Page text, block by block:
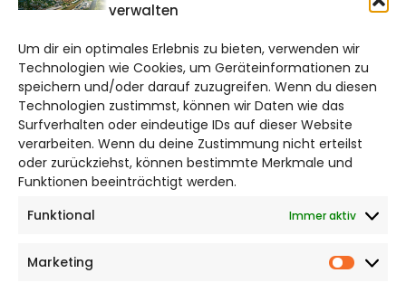
verwalten
Um dir ein optimales Erlebnis zu bieten, verwenden wir
Technologien wie Cookies, um Geräteinformationen zu
speichern und/oder darauf zuzugreifen. Wenn du diesen
Technologien zustimmst, können wir Daten wie das
Surfverhalten oder eindeutige IDs auf dieser Website
verarbeiten. Wenn du deine Zustimmung nicht erteilst
oder zurückziehst, können bestimmte Merkmale und
Funktionen beeinträchtigt werden.
Funktional
Immer aktiv
Marketing
Bruchtorwall 12
38100 Braunschweig
Telefon: 0531 387220 – 65
DAS STADTMAGAZIN FÜR
WOLFSBURG
Impressum
Cookie Richtlinie